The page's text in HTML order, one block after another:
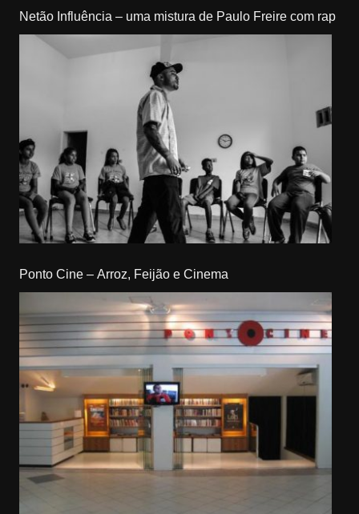
Netão Influência – uma mistura de Paulo Freire com rap
Ponto Cine – Arroz, Feijão e Cinema